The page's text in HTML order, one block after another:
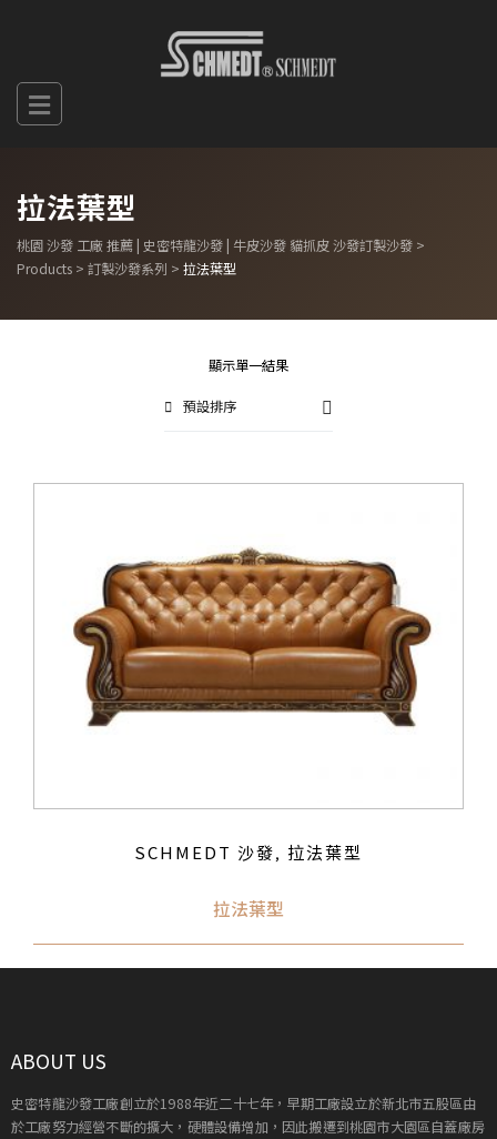
桃園 沙發 工廠 推薦 | 史密特龍沙發 | 牛皮沙發 貓抓皮 沙發訂製沙發 >
Products > 訂製沙發系列 > 拉法葉型
拉法葉型
顯示單一結果
預設排序
SCHMEDT 沙發, 拉法葉型
拉法葉型
ABOUT US
史密特龍沙發工廠創立於1988年近二十七年，早期工廠設立於新北市五股區由
於工廠努力經營不斷的擴大，硬體設備增加，因此搬遷到桃園市大園區自蓋廠房